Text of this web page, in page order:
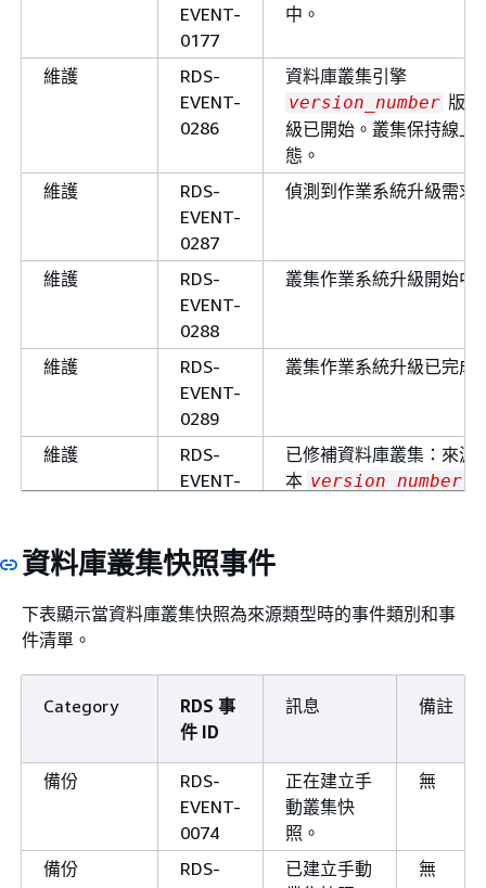
EVENT-
0177
中。
維護
RDS-
EVENT-
0286
資料庫叢集引擎
version_number 版
級已開始。叢集保持線上
態。
維護
RDS-
EVENT-
0287
偵測到作業系統升級需求
維護
RDS-
EVENT-
0288
叢集作業系統升級開始中
維護
RDS-
EVENT-
0289
叢集作業系統升級已完成
維護
RDS-
EVENT-
已修補資料庫叢集：來源
本 version_number
維護
RDS-
EVENT-
維護
partition_n 。
維護
RDS-
EVENT-
0389
我們無法升級您的資料庫
集作業系統。您可以等待
一個維護時段，也可以手
升級資料庫叢集作業系統
資料庫叢集快照事件
下表顯示當資料庫叢集快照為來源類型時的事件類別和事
件清單。
Category
RDS 事
件 ID
訊息 備註
備份
RDS-
EVENT-
0074
正在建立手
動叢集快
照。
無
備份
RDS-
已建立手動
無